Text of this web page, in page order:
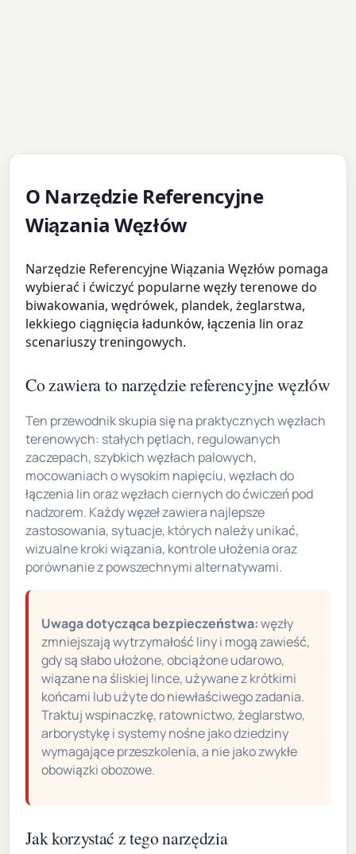
O Narzędzie Referencyjne
Wiązania Węzłów
Narzędzie Referencyjne Wiązania Węzłów pomaga
wybierać i ćwiczyć popularne węzły terenowe do
biwakowania, wędrówek, plandek, żeglarstwa,
lekkiego ciągnięcia ładunków, łączenia lin oraz
scenariuszy treningowych.
Co zawiera to narzędzie referencyjne węzłów
Ten przewodnik skupia się na praktycznych węzłach
terenowych: stałych pętlach, regulowanych
zaczepach, szybkich węzłach palowych,
mocowaniach o wysokim napięciu, węzłach do
łączenia lin oraz węzłach ciernych do ćwiczeń pod
nadzorem. Każdy węzeł zawiera najlepsze
zastosowania, sytuacje, których należy unikać,
wizualne kroki wiązania, kontrole ułożenia oraz
porównanie z powszechnymi alternatywami.
Uwaga dotycząca bezpieczeństwa:węzły
zmniejszają wytrzymałość liny i mogą zawieść,
gdy są słabo ułożone, obciążone udarowo,
wiązane na śliskiej lince, używane z krótkimi
końcami lub użyte do niewłaściwego zadania.
Traktuj wspinaczkę, ratownictwo, żeglarstwo,
arborystykę i systemy nośne jako dziedziny
wymagające przeszkolenia, a nie jako zwykłe
obowiązki obozowe.
Jak korzystać z tego narzędzia